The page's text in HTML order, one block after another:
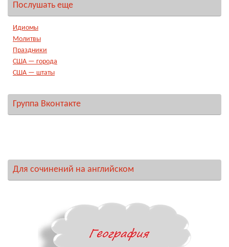
Послушать еще
Идиомы
Молитвы
Праздники
США — города
США — штаты
Группа Вконтакте
Для сочинений на английском